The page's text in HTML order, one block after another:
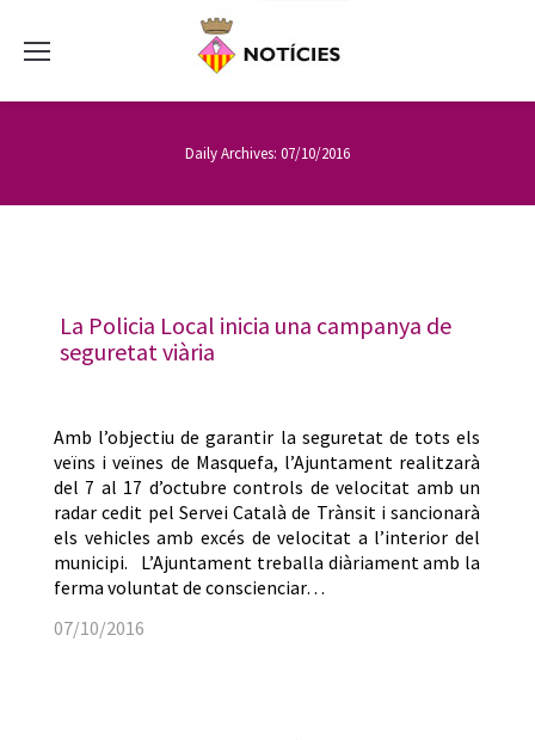
Daily Archives: 07/10/2016
La Policia Local inicia una campanya de
seguretat viària
Amb l’objectiu de garantir la seguretat de tots els
veïns i veïnes de Masquefa, l’Ajuntament realitzarà
del 7 al 17 d’octubre controls de velocitat amb un
radar cedit pel Servei Català de Trànsit i sancionarà
els vehicles amb excés de velocitat a l’interior del
municipi. L’Ajuntament treballa diàriament amb la
ferma voluntat de conscienciar…
07/10/2016